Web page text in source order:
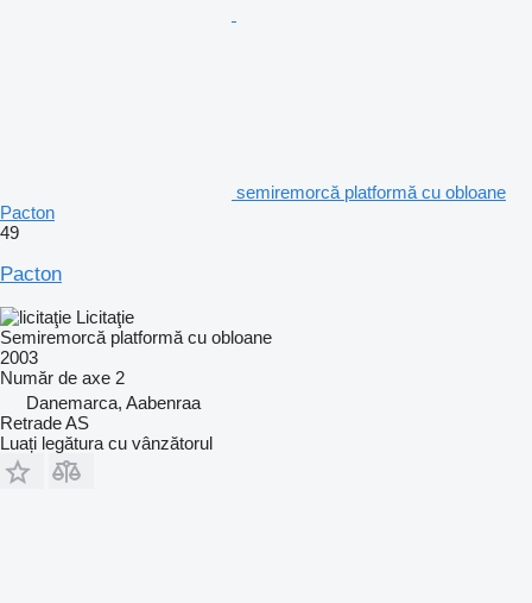
semiremorcă platformă cu obloane
Pacton
49
Pacton
Licitaţie
Semiremorcă platformă cu obloane
2003
Număr de axe 2
Danemarca, Aabenraa
Retrade AS
Luați legătura cu vânzătorul